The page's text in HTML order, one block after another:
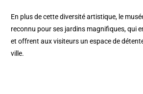
En plus de cette diversité artistique, le
reconnu pour ses jardins magnifiques, qui
et offrent aux visiteurs un espace de
ville.